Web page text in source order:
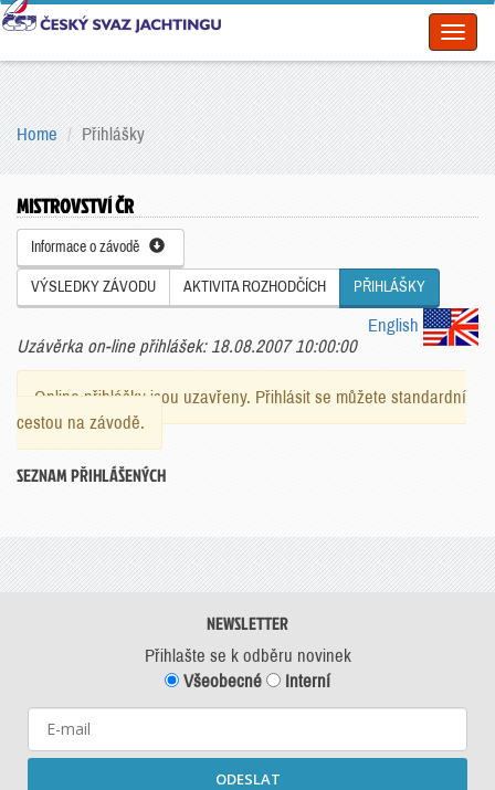
Home Přihlášky
MISTROVSTVÍ ČR
Informace o závodě
VÝSLEDKY ZÁVODU AKTIVITA ROZHODČÍCH PŘIHLÁŠKY
English
Uzávěrka on-line přihlášek: 18.08.2007 10:00:00
Online přihlášky jsou uzavřeny. Přihlásit se můžete standardní
cestou na závodě.
SEZNAM PŘIHLÁŠENÝCH
NEWSLETTER
Přihlašte se k odběru novinek
Všeobecné
Interní
ODESLAT